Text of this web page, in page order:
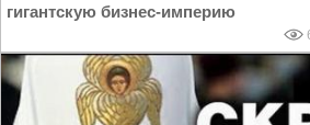
гигантскую бизнес-империю